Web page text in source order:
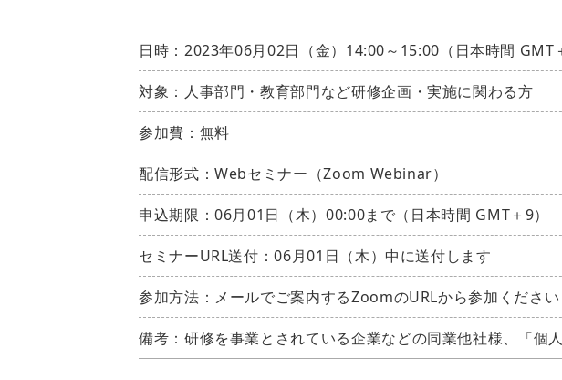
日時：2023年06月02日（金）14:00～15:00（日本時間 GMT
対象：人事部門・教育部門など研修企画・実施に関わる方
参加費：無料
配信形式：Webセミナー（Zoom Webinar）
申込期限：06月01日（木）00:00まで（日本時間 GMT＋9）
セミナーURL送付：06月01日（木）中に送付します
参加方法：メールでご案内するZoomのURLから参加ください
備考：研修を事業とされている企業などの同業他社様、「個